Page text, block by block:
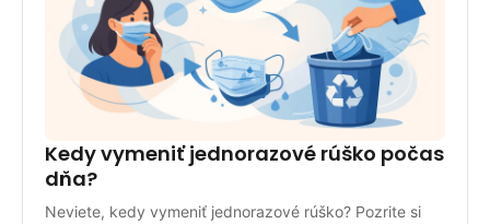
Kedy vymeniť jednorazové rúško počas
dňa?
Neviete, kedy vymeniť jednorazové rúško? Pozrite si